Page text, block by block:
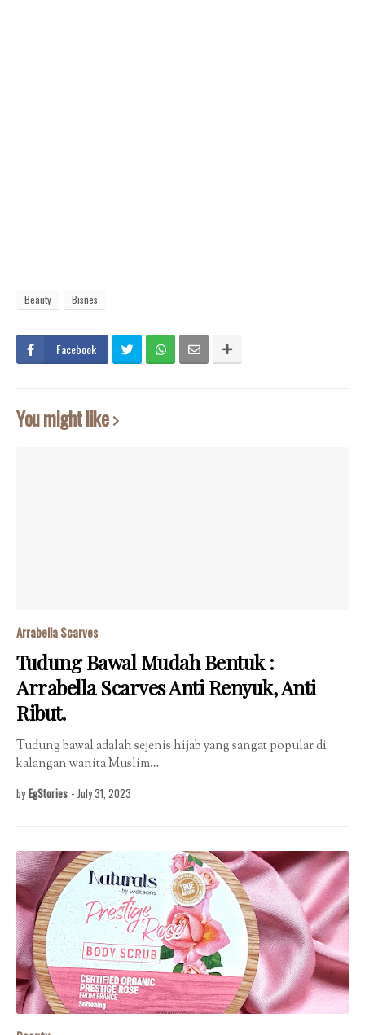
Beauty Bisnes
Facebook
You might like
Arrabella Scarves
Tudung Bawal Mudah Bentuk :
Arrabella Scarves Anti Renyuk, Anti
Ribut.
Tudung bawal adalah sejenis hijab yang sangat popular di
kalangan wanita Muslim…
by EgStories - July 31, 2023